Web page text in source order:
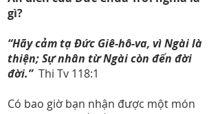
gì?
“Hãy cảm tạ Đức Giê-hô-va, vì Ngài là
thiện; Sự nhân từ Ngài còn đến đời
đời.”Thi Tv 118:1
Có bao giờ bạn nhận được một món